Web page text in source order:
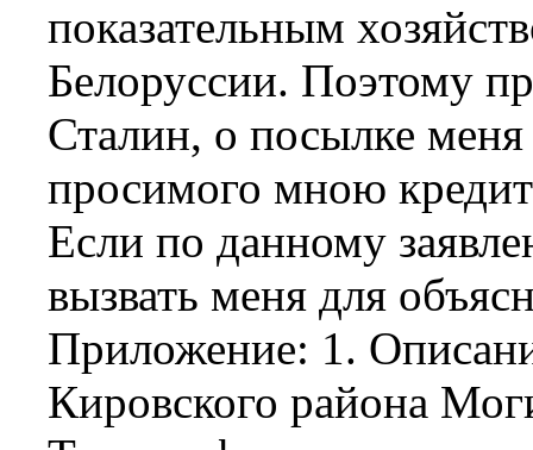
показательным
Белоруссии. Поэтому
Сталин, о посылке меня
просимого мною
Если по данному
вызвать меня для
Приложение: 1.
Кировского района